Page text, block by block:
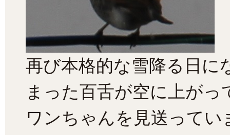
再び本格的な雪降る日に
まった百舌が空に上がっ
ワンちゃんを見送ってい